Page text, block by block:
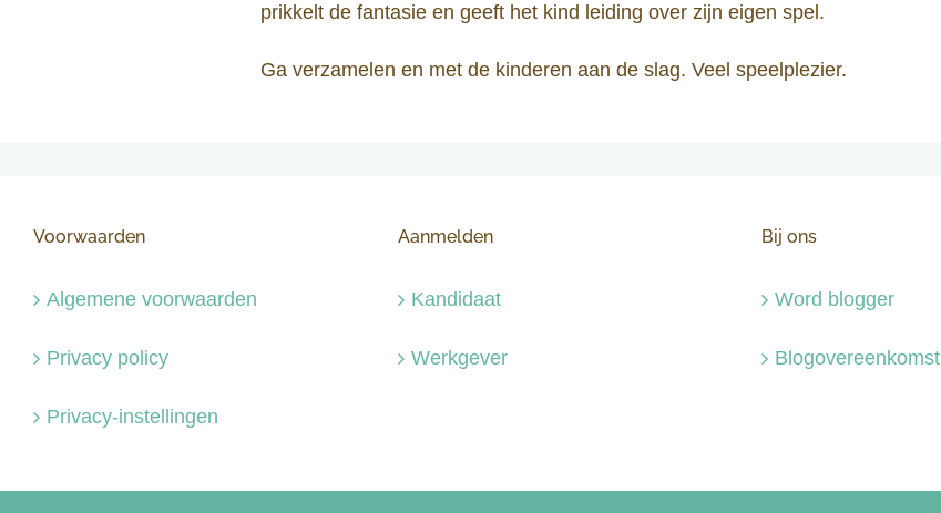
prikkelt de fantasie en geeft het kind leiding over zijn eigen spel.
Ga verzamelen en met de kinderen aan de slag. Veel speelplezier.
Voorwaarden
Algemene voorwaarden
Privacy policy
Privacy-instellingen
Aanmelden
Kandidaat
Werkgever
Bij ons
Word blogger
Blogovereenkomst